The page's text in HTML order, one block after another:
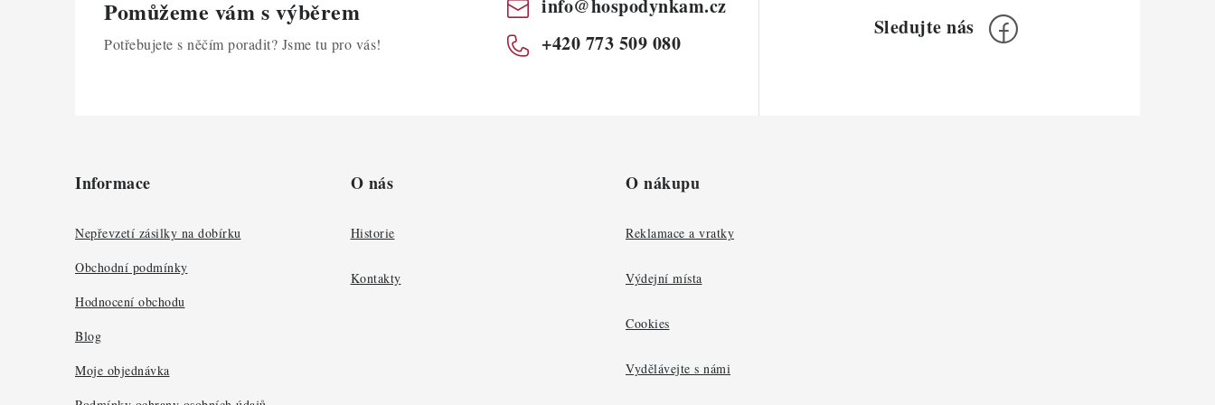
Pomůžeme vám s výběrem
Potřebujete s něčím poradit? Jsme tu pro vás!
info@hospodynkam.cz
+420 773 509 080
Informace
Nepřevzetí zásilky na dobírku
Obchodní podmínky
Hodnocení obchodu
Blog
Moje objednávka
O nás
Historie
Kontakty
O nákupu
Reklamace a vratky
Výdejní místa
Cookies
Vydělávejte s námi